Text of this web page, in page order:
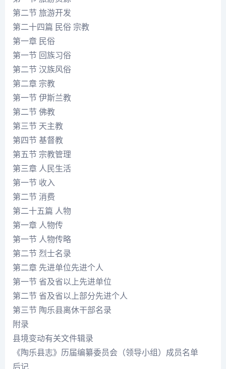
第二节 旅游开发
第二十四篇 民俗 宗教
第一章 民俗
第一节 回族习俗
第二节 汉族风俗
第二章 宗教
第一节 伊斯兰教
第二节 佛教
第三节 天主教
第四节 基督教
第五节 宗教管理
第三章 人民生活
第一节 收入
第二节 消费
第二十五篇 人物
第一章 人物传
第一节 人物传略
第二节 烈士名录
第二章 先进单位先进个人
第一节 省及省以上先进单位
第二节 省及省以上部分先进个人
第三节 陶乐县离休干部名录
附录
县境变动有关文件辑录
《陶乐县志》历届编纂委员会（领导小组）成员名单
后记